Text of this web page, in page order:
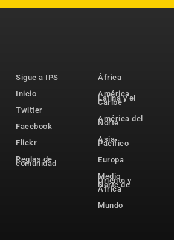
Sigue a IPS
Inicio
Twitter
Facebook
Flickr
Reglas de
comunidad
África
América
Latina y el
Caribe
América del
Norte
Asia-
Pacífico
Europa
Medio
Oriente y
Norte de
África
Mundo